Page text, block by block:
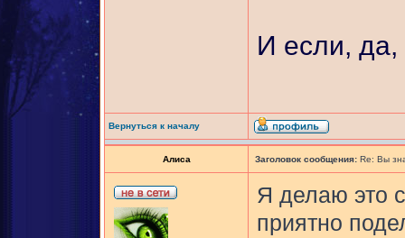
И если, да,
Вернуться к началу
Алиса Заголовок сообщения: Re: Вы
Я делаю это
приятно